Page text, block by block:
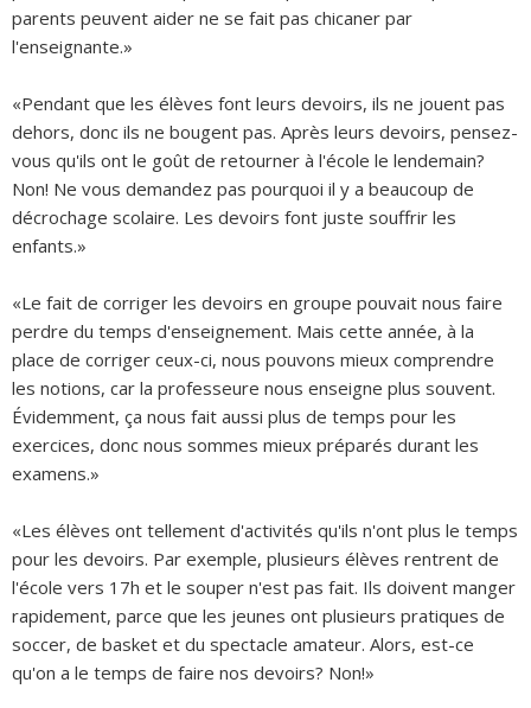
parents peuvent aider ne se fait pas chicaner par
l'enseignante.»
«Pendant que les élèves font leurs devoirs, ils ne jouent pas
dehors, donc ils ne bougent pas. Après leurs devoirs, pensez-
vous qu'ils ont le goût de retourner à l'école le lendemain?
Non! Ne vous demandez pas pourquoi il y a beaucoup de
décrochage scolaire. Les devoirs font juste souffrir les
enfants.»
«Le fait de corriger les devoirs en groupe pouvait nous faire
perdre du temps d'enseignement. Mais cette année, à la
place de corriger ceux-ci, nous pouvons mieux comprendre
les notions, car la professeure nous enseigne plus souvent.
Évidemment, ça nous fait aussi plus de temps pour les
exercices, donc nous sommes mieux préparés durant les
examens.»
«Les élèves ont tellement d'activités qu'ils n'ont plus le temps
pour les devoirs. Par exemple, plusieurs élèves rentrent de
l'école vers 17h et le souper n'est pas fait. Ils doivent manger
rapidement, parce que les jeunes ont plusieurs pratiques de
soccer, de basket et du spectacle amateur. Alors, est-ce
qu'on a le temps de faire nos devoirs? Non!»